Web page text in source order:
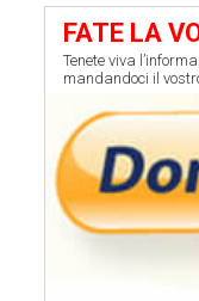
FATE LA
Tenete viva
mandandoci il